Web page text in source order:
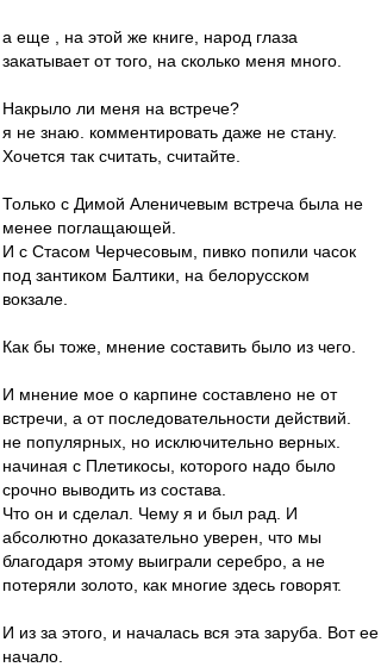
а еще , на этой же книге, народ глаза
закатывает от того, на сколько меня много.
Накрыло ли меня на встрече?
я не знаю. комментировать даже не стану.
Хочется так считать, считайте.
Только с Димой Аленичевым встреча была не
менее поглащающей.
И с Стасом Черчесовым, пивко попили часок
под зантиком Балтики, на белорусском
вокзале.
Как бы тоже, мнение составить было из чего.
И мнение мое о карпине составлено не от
встречи, а от последовательности действий.
не популярных, но исключительно верных.
начиная с Плетикосы, которого надо было
срочно выводить из состава.
Что он и сделал. Чему я и был рад. И
абсолютно доказательно уверен, что мы
благодаря этому выиграли серебро, а не
потеряли золото, как многие здесь говорят.
И из за этого, и началась вся эта заруба. Вот ее
начало.